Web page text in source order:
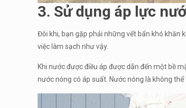
3. Sử dụng áp lực
Đôi khi, bạn gặp phải những vết bẩn khó khăn
việc làm sạch như vậy.
Khi nước được điều áp được dẫn đến một bề
nước nóng có áp suất. Nước nóng là không